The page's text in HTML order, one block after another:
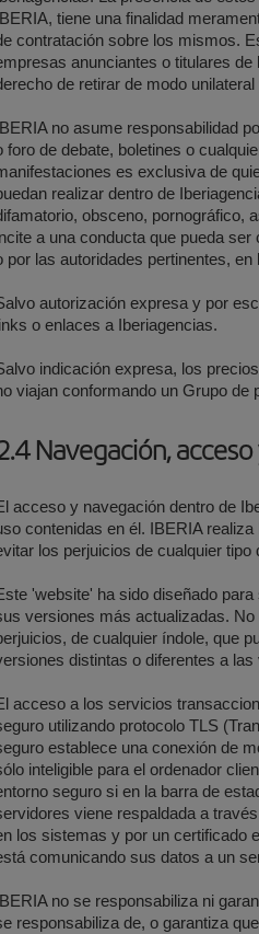
tiene una finalidad
contratación sobre los mismos.
anunciantes o titulares
de retirar de modo
no asume responsabilidad
foro de debate, boletines o
es exclusiva de
realizar dentro de
obsceno, pornográfico,
a una conducta que pueda
por las autoridades pertinentes,
autorización expresa y por
o enlaces a Iberiagencias.
indicación expresa, los
viajan conformando un Grupo
Navegación,
acceso y navegación dentro de
contenidas en él. IBERIA
los perjuicios de cualquier
'website' ha sido diseñado
versiones más actualizadas.
de cualquier índole, que
distintas o diferentes a
acceso a los servicios
utilizando protocolo TLS
establece una conexión de
inteligible para el ordenador
seguro si en la barra de
viene respaldada a
los sistemas y por un certificado
comunicando sus datos a un
no se responsabiliza ni
responsabiliza de, o garantiza